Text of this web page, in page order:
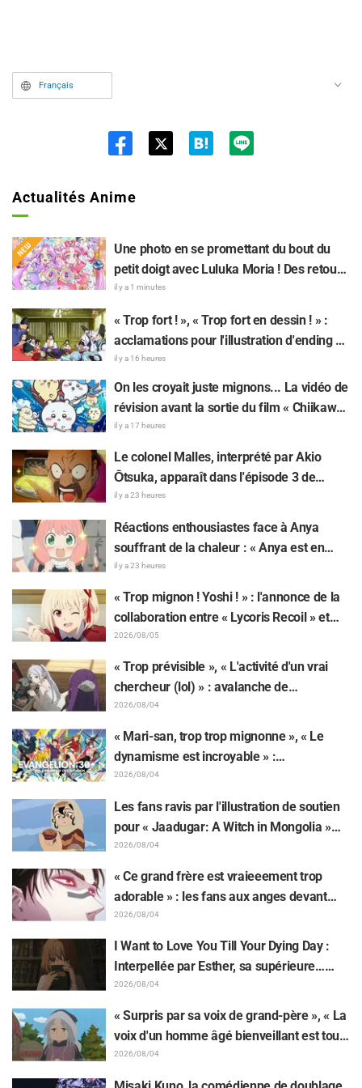
Français
Actualités Anime
Une photo en se promettant du bout du
petit doigt avec Luluka Moria ! Des retours
sur le compte rendu de la comédienne de
au Dream Stage de « Star Detective
Precure! » : « C’est le W Arcana »
il y a 1 minutes
« Trop fort ! », « Trop fort en dessin ! » :
acclamations pour l'illustration d'ending du
13e épisode dessinée par Asaki Yuikawa,
la comédienne doublant le protagoniste
de « The Elusive Samurai »
il y a 16 heures
On les croyait juste mignons... La vidéo de
révision avant la sortie du film « Chiikawa
» suscite des réactions surprises face au
décalage : « C'est plus sévère qu'imaginé
», « Ça ne parle que de travail »
il y a 17 heures
Le colonel Malles, interprété par Akio
Ōtsuka, apparaît dans l'épisode 3 de
l'anime TV « The Ghost in the Shell » !
Commentaire du comédien et carte de fin
il y a 23 heures
Réactions enthousiastes face à Anya
souffrant de la chaleur : « Anya est en
train de fondre » sur l'illustration
d'annonce de « SPY x FAMILY »
il y a 23 heures
« Trop mignon ! Yoshi ! » : l'annonce de la
collaboration entre « Lycoris Recoil » et
Kumamine, créateur du « Chat au travail »,
suscite une pluie de « Yoshi ! »
2026/08/05
« Trop prévisible », « L'activité d'un vrai
chercheur (lol) » : avalanche de
moqueries affectueuses face à la peluche
de Frieren piégée par un Mimique lors
d'une exposition de « Frieren »
2026/08/04
« Mari-san, trop trop mignonne », « Le
dynamisme est incroyable » :
retentissement suite au dévoilement d'un
superbe dessin de Hidenori Matsubara
représentant les trois filles de « Neon
Genesis Evangelion » en combinaison
2026/08/04
Les fans ravis par l'illustration de soutien
pour « Jaadugar: A Witch in Mongolia »
dessinée par l'auteur de « Yowamushi
Pedal » : « Voilà ce qui se passe quand la
personne avec le style le plus différent
2026/08/04
« Ce grand frère est vraieeement trop
adorable » : les fans aux anges devant
Choso se rapprochant de Yūji Itadori sur
l'illustration inédite de l'exposition de
l'anime « JUJUTSU KAISEN »
2026/08/04
I Want to Love You Till Your Dying Day :
Interpellée par Esther, sa supérieure…
Synopsis, visuels, bande-annonce WEB et
affiches de l'épisode 5 de l'anime dévoilés
2026/08/04
« Surpris par sa voix de grand-père », « La
voix d'un homme âgé bienveillant est tout
aussi superbe » : Akira Ishida en chef de
clan dans l'épisode 6 de l'anime «
2026/08/04